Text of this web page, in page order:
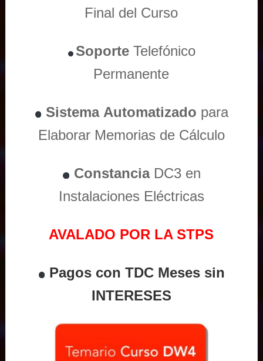
Final del Curso
Soporte Telefónico
Permanente
Sistema Automatizado para
Elaborar Memorias de Cálculo
ConstanciaDC3 en
Instalaciones Eléctricas
AVALADO POR LA STPS
Pagos con TDC Meses sin
INTERESES